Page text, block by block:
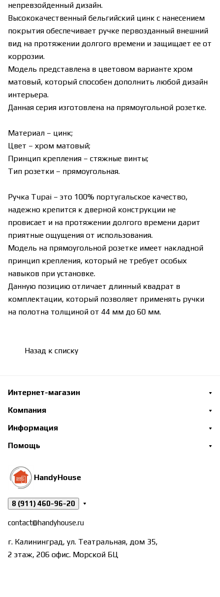
непревзойденный дизайн.
Высококачественный бельгийский цинк с нанесением
покрытия обеспечивает ручке первозданный внешний
вид на протяжении долгого времени и защищает ее от
коррозии.
Модель представлена в цветовом варианте хром
матовый, который способен дополнить любой дизайн
интерьера.
Данная серия изготовлена на прямоугольной розетке.
Материал – цинк;
Цвет – хром матовый;
Принцип крепления – стяжные винты;
Тип розетки – прямоугольная.
Ручка Tupai – это 100% португальское качество,
надежно крепится к дверной конструкции не
провисает и на протяжении долгого времени дарит
приятные ощущения от использования.
Модель на прямоугольной розетке имеет накладной
принцип крепления, который не требует особых
навыков при установке.
Данную позицию отличает длинный квадрат в
комплектации, который позволяет применять ручки
на полотна толщиной от 44 мм до 60 мм.
Назад к списку
Интернет-магазин
Компания
Информация
Помощь
HandyHouse
8 (911) 460-96-20
contact@handyhouse.ru
г. Калининград, ул. Театральная, дом 35,
2 этаж, 206 офис. Морской БЦ